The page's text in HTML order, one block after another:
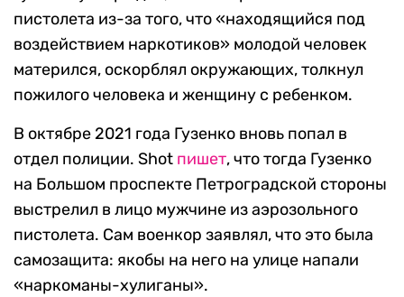
пистолета из-за того, что «находящийся под
воздействием наркотиков» молодой человек
матерился, оскорблял окружающих, толкнул
пожилого человека и женщину с ребенком.
В октябре 2021 года Гузенко вновь попал в
отдел полиции. Shot пишет, что тогда Гузенко
на Большом проспекте Петроградской стороны
выстрелил в лицо мужчине из аэрозольного
пистолета. Сам военкор заявлял, что это была
самозащита: якобы на него на улице напали
«наркоманы-хулиганы».